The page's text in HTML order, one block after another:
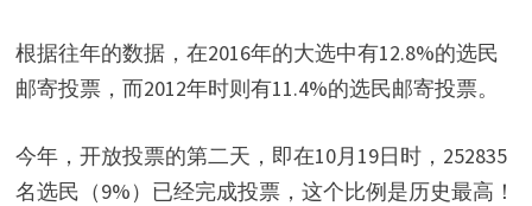
根据往年的数据，在2016年的大选中有12.8%的选民
邮寄投票，而2012年时则有11.4%的选民邮寄投票。
今年，开放投票的第二天，即在10月19日时，252835
名选民（9%）已经完成投票，这个比例是历史最高！